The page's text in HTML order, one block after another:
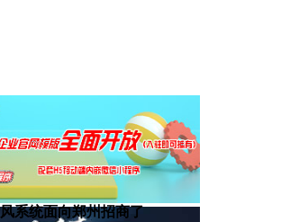
系统面向郑州招商了